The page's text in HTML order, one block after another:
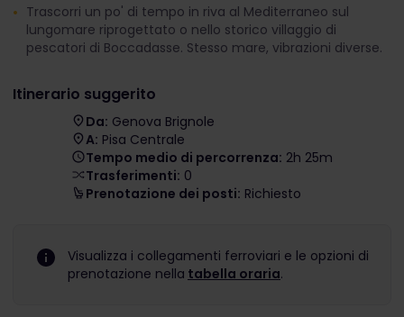
Trascorri un po' di tempo in riva al Mediterraneo sul
lungomare riprogettato o nello storico villaggio di
pescatori di Boccadasse. Stesso mare, vibrazioni diverse.
Itinerario suggerito
Da: Genova Brignole
A: Pisa Centrale
Tempo medio di percorrenza: 2h 25m
Trasferimenti: 0
Prenotazione dei posti: Richiesto
Visualizza i collegamenti ferroviari e le opzioni di
prenotazione nella tabella oraria.